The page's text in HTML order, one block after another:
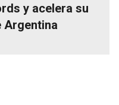
y acelera su
Argentina